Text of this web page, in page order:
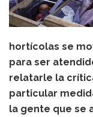
hortícolas se
para ser
relatarle la
particular
la gente que se